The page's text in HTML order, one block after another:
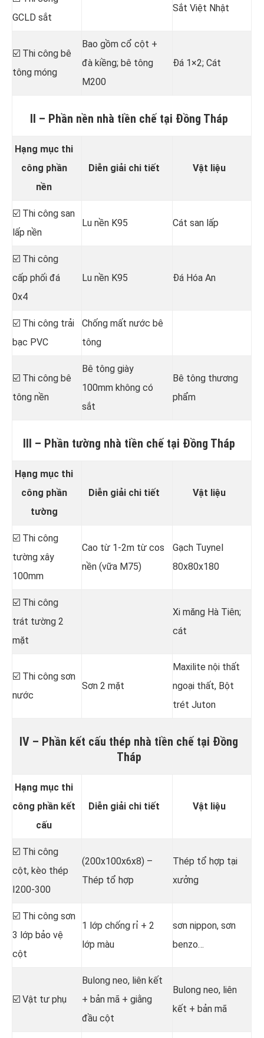
GCLD sắt
Sắt Việt Nhật
☑️ Thi công bê
tông móng
Bao gồm cổ cột +
đà kiềng; bê tông
M200
Đá 1×2; Cát
II – Phần nền nhà tiền chế tại Đồng Tháp
Hạng mục thi
công phần
nền
Diễn giải chi tiết Vật liệu
☑️ Thi công san
lấp nền
Lu nền K95 Cát san lấp
☑️ Thi công
cấp phối đá
0x4
Lu nền K95 Đá Hóa An
☑️ Thi công trải
bạc PVC
Chống mất nước bê
tông
☑️ Thi công bê
tông nền
Bê tông giày
100mm không có
sắt
Bê tông thương
phẩm
III – Phần tường nhà tiền chế tại Đồng Tháp
Hạng mục thi
công phần
tường
Diễn giải chi tiết Vật liệu
☑️ Thi công
tường xây
100mm
Cao từ 1-2m từ cos
nền (vữa M75)
Gạch Tuynel
80x80x180
☑️ Thi công
trát tường 2
mặt
Xi măng Hà Tiên;
cát
☑️ Thi công sơn
nước
Sơn 2 mặt
Maxilite nội thất
ngoại thất, Bột
trét Juton
IV – Phần kết cấu thép nhà tiền chế tại Đồng
Tháp
Hạng mục thi
công phần kết
cấu
Diễn giải chi tiết Vật liệu
☑️ Thi công
cột, kèo thép
I200-300
(200x100x6x8) –
Thép tổ hợp
Thép tổ hợp tại
xưởng
☑️ Thi công sơn
3 lớp bảo vệ
cột
1 lớp chống rỉ + 2
lớp màu
sơn nippon, sơn
benzo…
☑️ Vật tư phụ
Bulong neo, liên kết
+ bản mã + giằng
đầu cột
Bulong neo, liên
kết + bản mã